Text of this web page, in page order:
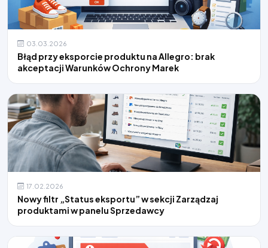
03.03.2026
Błąd przy eksporcie produktu na Allegro: brak
akceptacji Warunków Ochrony Marek
17.02.2026
Nowy filtr „Status eksportu” w sekcji Zarządzaj
produktami w panelu Sprzedawcy